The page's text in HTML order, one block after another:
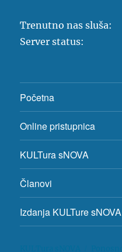
Trenutno nas sluša:
Server status:
Početna
Online pristupnica
KULTura sNOVA
Članovi
Izdanja KULTure sNOVA